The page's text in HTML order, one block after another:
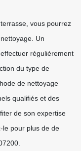
vous pourrez
Un
régulièrement
du type de
de nettoyage
qualifiés et des
de son expertise
le pour plus de de